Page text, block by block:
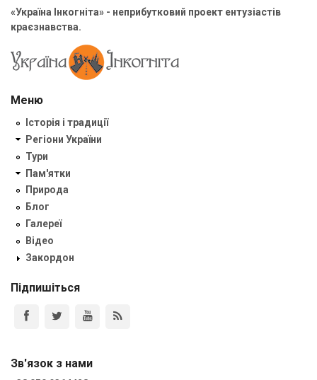
«Україна Інкогніта» - неприбутковий проект ентузіастів
краєзнавства.
Меню
Історія і традиції
Регіони України
Тури
Пам'ятки
Природа
Блог
Галереї
Відео
Закордон
Підпишіться
Зв'язок з нами